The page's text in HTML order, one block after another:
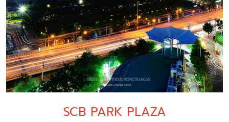
SCB PARK PLAZA